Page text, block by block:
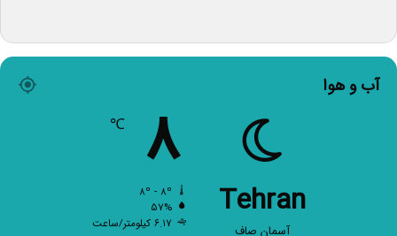
آب و هوا
Tehran
آسمان صاف
۸
۵۷%
۶.۱۷ کیلومتر/ساعت